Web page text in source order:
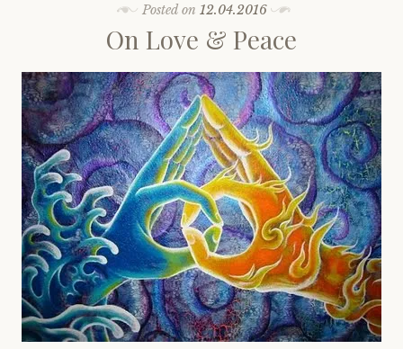
Posted on 12.04.2016
On Love & Peace